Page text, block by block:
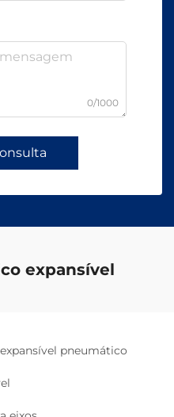
0/1000
expansível
pneumático